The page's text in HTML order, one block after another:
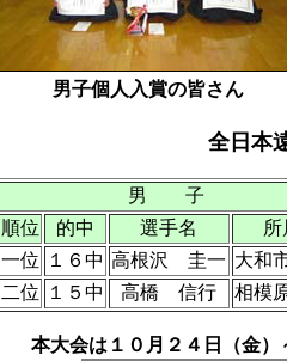
男子個人入賞の皆さん
全日本
男 子
順位
的中 選手名
所
一位
１６中 高根沢 圭一 大和
二位
１５中 高橋 信行 相模
本大会は１０月２４日（金